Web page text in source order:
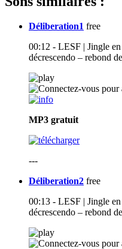
Déliberation1 free
00:12 - LESF | Jingle
décrescendo – rebond
MP3 gratuit
---
Déliberation2 free
00:13 - LESF | Jingle
décrescendo – rebond